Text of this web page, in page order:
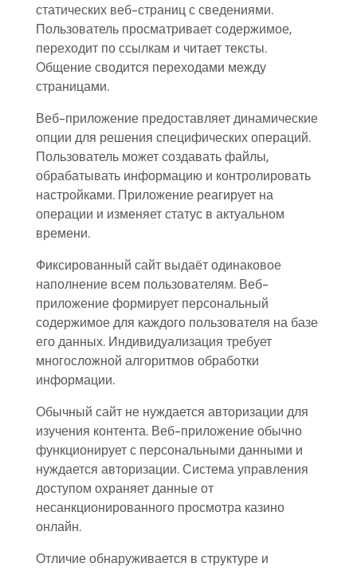
статических веб-страниц с сведениями.
Пользователь просматривает содержимое,
переходит по ссылкам и читает тексты.
Общение сводится переходами между
страницами.
Веб-приложение предоставляет динамические
опции для решения специфических операций.
Пользователь может создавать файлы,
обрабатывать информацию и контролировать
настройками. Приложение реагирует на
операции и изменяет статус в актуальном
времени.
Фиксированный сайт выдаёт одинаковое
наполнение всем пользователям. Веб-
приложение формирует персональный
содержимое для каждого пользователя на базе
его данных. Индивидуализация требует
многосложной алгоритмов обработки
информации.
Обычный сайт не нуждается авторизации для
изучения контента. Веб-приложение обычно
функционирует с персональными данными и
нуждается авторизации. Система управления
доступом охраняет данные от
несанкционированного просмотра казино
онлайн.
Отличие обнаруживается в структуре и